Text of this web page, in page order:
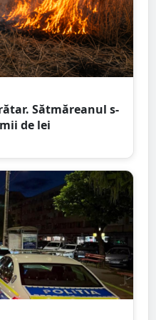
Sătmăreanul s-
de lei